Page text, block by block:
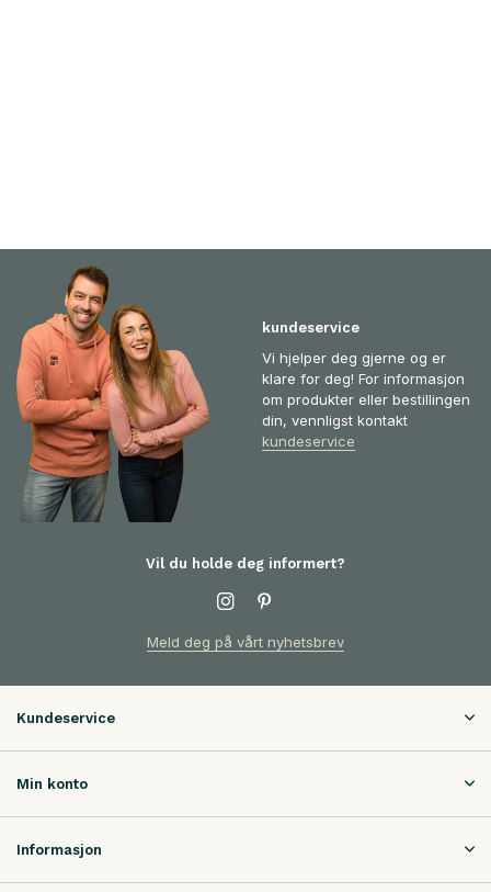
kundeservice
Vi hjelper deg gjerne og er
klare for deg! For informasjon
om produkter eller bestillingen
din, vennligst kontakt
kundeservice
Vil du holde deg informert?
Meld deg på vårt nyhetsbrev
Kundeservice
Min konto
Informasjon